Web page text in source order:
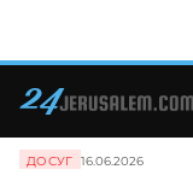
ДОСУГ 16.06.2026